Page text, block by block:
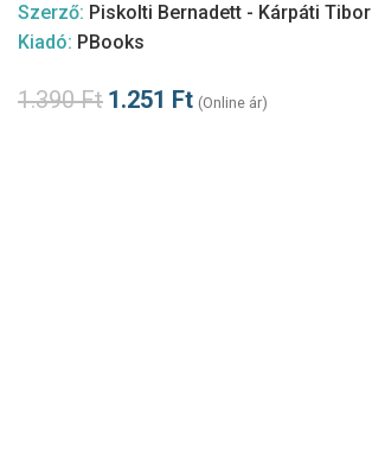
Szerző: Piskolti Bernadett - Kárpáti Tibor
Kiadó: PBooks
1.390Ft 1.251 Ft (Online ár)